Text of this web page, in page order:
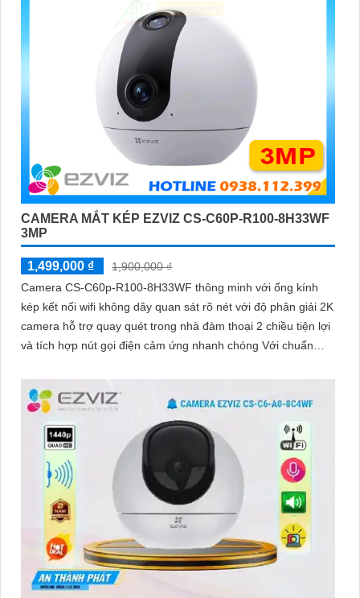
CAMERA MẮT KÉP EZVIZ CS-C60P-R100-8H33WF
3MP
1,499,000 ₫
1,900,000 ₫
Camera CS-C60p-R100-8H33WF thông minh với ống kính
kép kết nối wifi không dây quan sát rõ nét với độ phân giải 2K
camera hỗ trợ quay quét trong nhà đàm thoại 2 chiều tiện lợi
và tích hợp nút gọi điện cảm ứng nhanh chóng Với chuẩn